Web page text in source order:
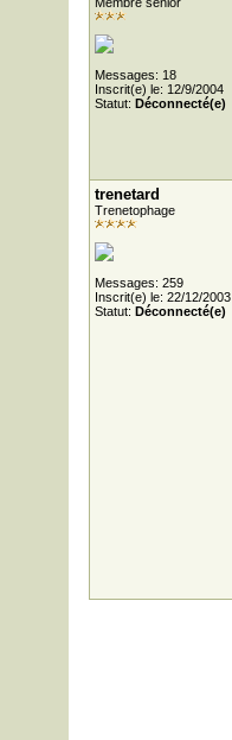
Messages: 18
Inscrit(e) le: 12/9/2004
Statut: Déconnecté(e)
trenetard
Trenetophage
Messages: 259
Inscrit(e) le: 22/12/2003
Statut: Déconnecté(e)